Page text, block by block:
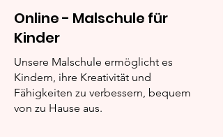
Wie Kinder Malen
Lernen - Ein Leitfaden
für Eltern
Online - Malschule für
Kinder
Unsere Malschule ermöglicht es
Kindern, ihre Kreativität und
Fähigkeiten zu verbessern, bequem
von zu Hause aus.